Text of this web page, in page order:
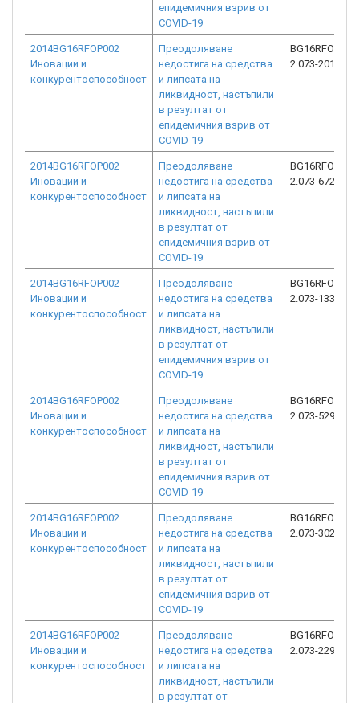
епидемичния взрив от
COVID-19
2014BG16RFOP002
Иновации и
конкурентоспособност
Преодоляване
недостига на средства
и липсата на
ликвидност, настъпили
в резултат от
епидемичния взрив от
COVID-19
BG16RFOP002-
2.073-2012-
2014BG16RFOP002
Иновации и
конкурентоспособност
Преодоляване
недостига на средства
и липсата на
ликвидност, настъпили
в резултат от
епидемичния взрив от
COVID-19
BG16RFOP002-
2.073-6723-
2014BG16RFOP002
Иновации и
конкурентоспособност
Преодоляване
недостига на средства
и липсата на
ликвидност, настъпили
в резултат от
епидемичния взрив от
COVID-19
BG16RFOP002-
2.073-13339-
2014BG16RFOP002
Иновации и
конкурентоспособност
Преодоляване
недостига на средства
и липсата на
ликвидност, настъпили
в резултат от
епидемичния взрив от
COVID-19
BG16RFOP002-
2.073-5297-
2014BG16RFOP002
Иновации и
конкурентоспособност
Преодоляване
недостига на средства
и липсата на
ликвидност, настъпили
в резултат от
епидемичния взрив от
COVID-19
BG16RFOP002-
2.073-3022-
2014BG16RFOP002
Иновации и
конкурентоспособност
Преодоляване
недостига на средства
и липсата на
ликвидност, настъпили
в резултат от
BG16RFOP002-
2.073-22978-